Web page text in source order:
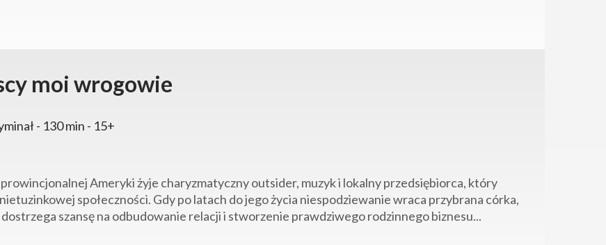
moi wrogowie
- 130 min - 15+
Ameryki żyje charyzmatyczny outsider, muzyk i lokalny przedsiębiorca, który
społeczności. Gdy po latach do jego życia niespodziewanie wraca przybrana córka,
dostrzega szansę na odbudowanie relacji i stworzenie prawdziwego rodzinnego biznesu...